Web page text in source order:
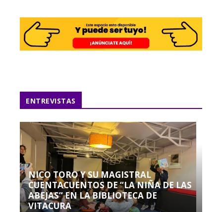
ENTREVISTAS
NICO TORO Y SU MAGISTRAL
CUENTACUENTOS DE “LA NIÑA DE LAS
ABEJAS” EN LA BIBLIOTECA DE
VITACURA